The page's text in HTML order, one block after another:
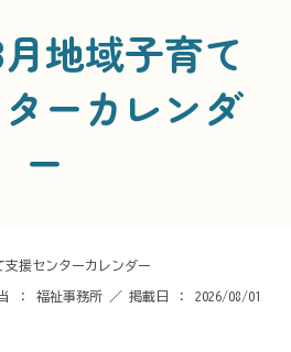
地域子育て
ーカレンダ
ー
援センターカレンダー
： 福祉事務所 ／ 掲載日 ： 2026/08/01